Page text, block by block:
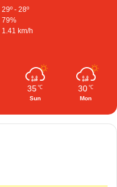
29º - 28º
79%
1.41 km/h
35 ℃
Sun
30 ℃
Mon